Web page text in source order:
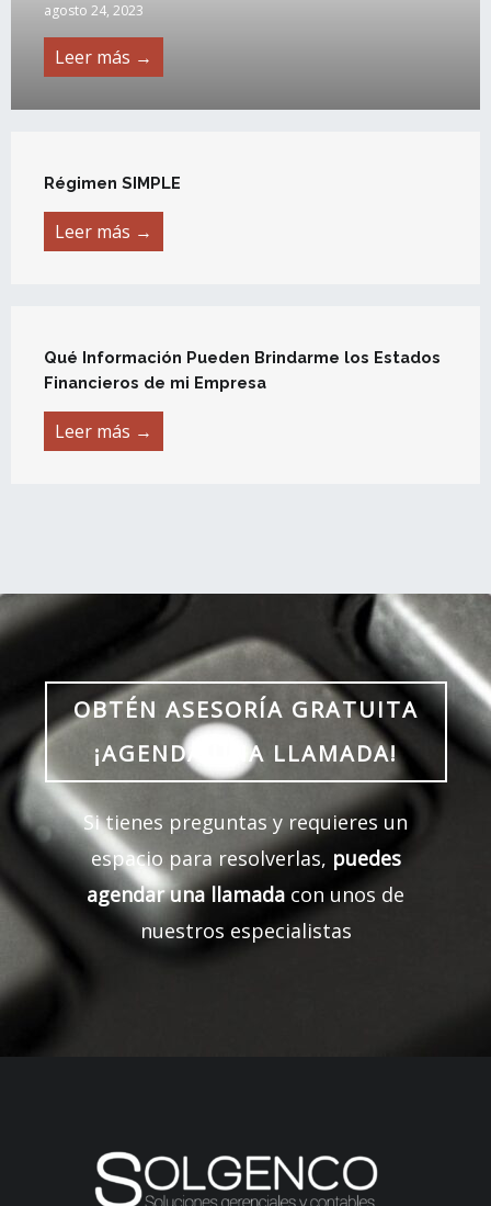
agosto 24, 2023
Leer más →
Régimen SIMPLE
Leer más →
Qué Información Pueden Brindarme los Estados
Financieros de mi Empresa
Leer más →
OBTÉN ASESORÍA GRATUITA
¡AGENDA UNA LLAMADA!
Si tienes preguntas y requieres un
espacio para resolverlas, puedes
agendar una llamada con unos de
nuestros especialistas